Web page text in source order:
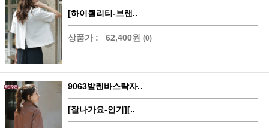
[하이퀄리티-브랜..
상품가 : 62,400원 (0)
9063발렌바스락자..
[잘나가요-인기][..